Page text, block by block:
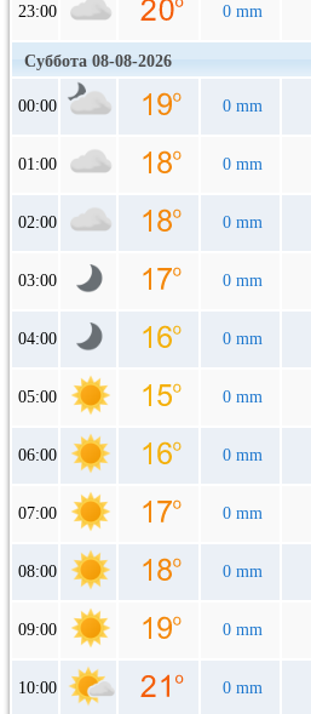
23:00 0 mm
Суббота 08-08-2026
00:00 0 mm
01:00 0 mm
02:00 0 mm
03:00 0 mm
04:00 0 mm
05:00 0 mm
06:00 0 mm
07:00 0 mm
08:00 0 mm
09:00 0 mm
10:00 0 mm